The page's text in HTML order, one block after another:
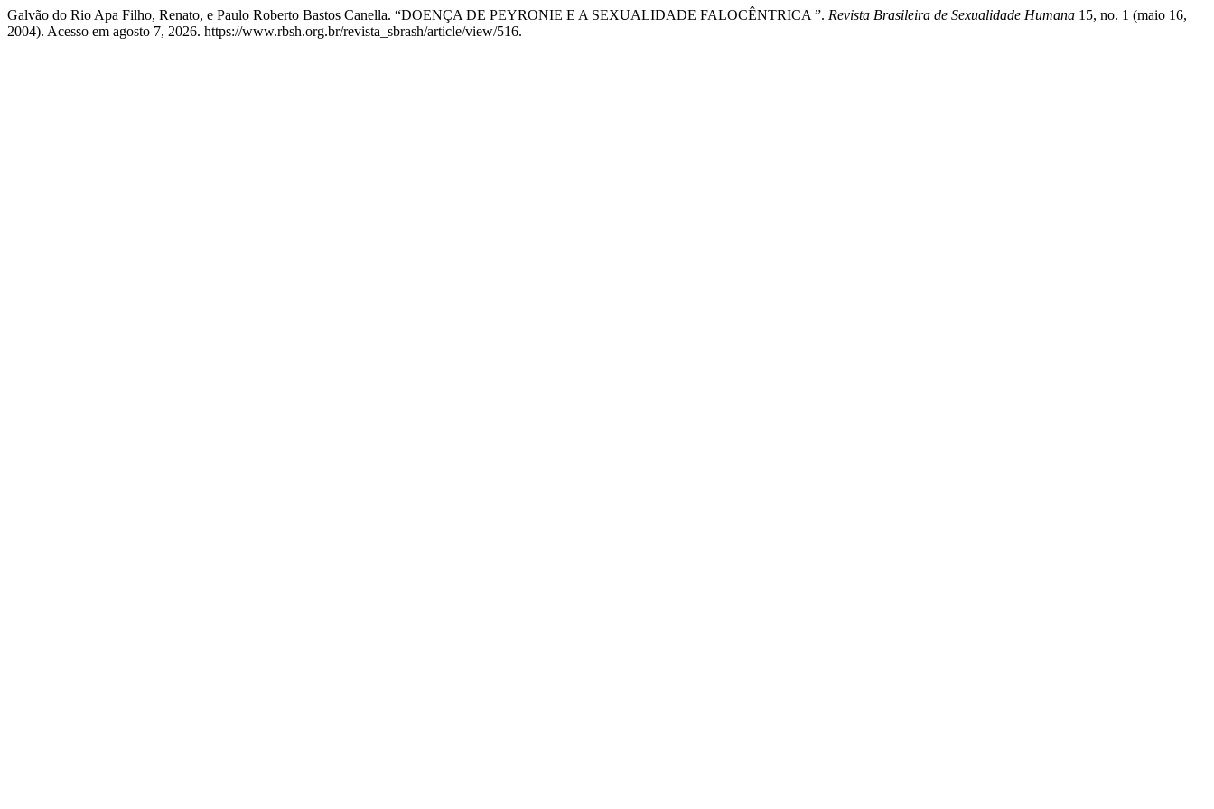
Galvão do Rio Apa Filho, Renato, e Paulo Roberto Bastos Canella. “DOENÇA DE PEYRONIE E A SEXUALIDADE FALOCÊNTRICA ”. Revista Brasileira de Sexualidade Humana 15, no. 1 (maio 16,
2004). Acesso em agosto 7, 2026. https://www.rbsh.org.br/revista_sbrash/article/view/516.